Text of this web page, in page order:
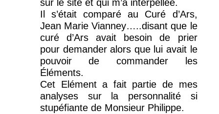
sur le site et qui m’a interpellée.
Il s’était comparé au Curé d’Ars,
Jean Marie Vianney…..disant que le
curé d’Ars avait besoin de prier
pour demander alors que lui avait le
pouvoir de commander les
Éléments.
Cet Elément a fait partie de mes
analyses sur la personnalité si
stupéfiante de Monsieur Philippe.